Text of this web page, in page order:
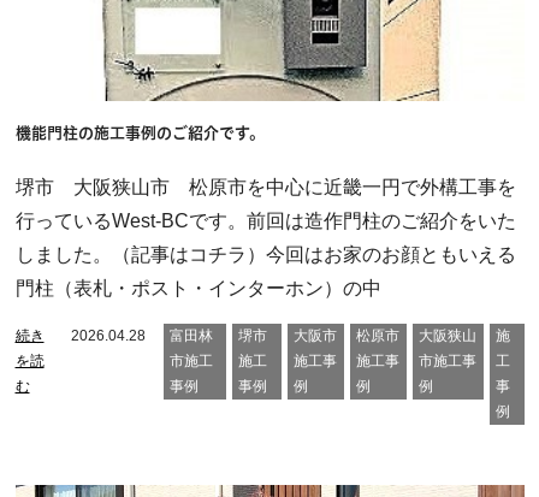
機能門柱の施工事例のご紹介です。
堺市 大阪狭山市 松原市を中心に近畿一円で外構工事を
行っているWest-BCです。前回は造作門柱のご紹介をいた
しました。（記事はコチラ）今回はお家のお顔ともいえる
門柱（表札・ポスト・インターホン）の中
続き
を読
む
2026.04.28
富田林
市施工
事例
堺市
施工
事例
大阪市
施工事
例
松原市
施工事
例
大阪狭山
市施工事
例
施
工
事
例